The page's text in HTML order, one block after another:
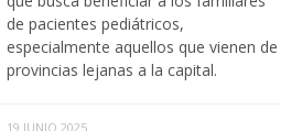
de pacientes pediátricos,
especialmente aquellos que vienen de
provincias lejanas a la capital.
19 JUNIO 2025